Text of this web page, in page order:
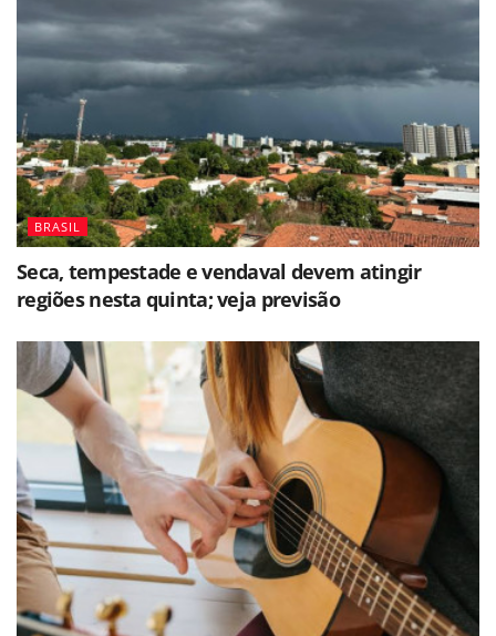
BRASIL
Seca, tempestade e vendaval devem atingir
regiões nesta quinta; veja previsão